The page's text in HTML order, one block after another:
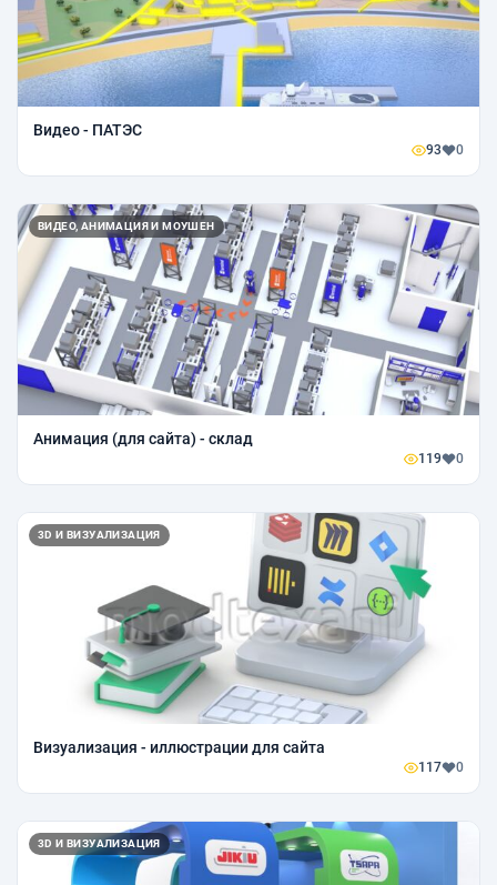
Видео - ПАТЭС
93 0
ВИДЕО, АНИМАЦИЯ И МОУШЕН
Анимация (для сайта) - склад
119 0
3D И ВИЗУАЛИЗАЦИЯ
Визуализация - иллюстрации для сайта
117 0
3D И ВИЗУАЛИЗАЦИЯ